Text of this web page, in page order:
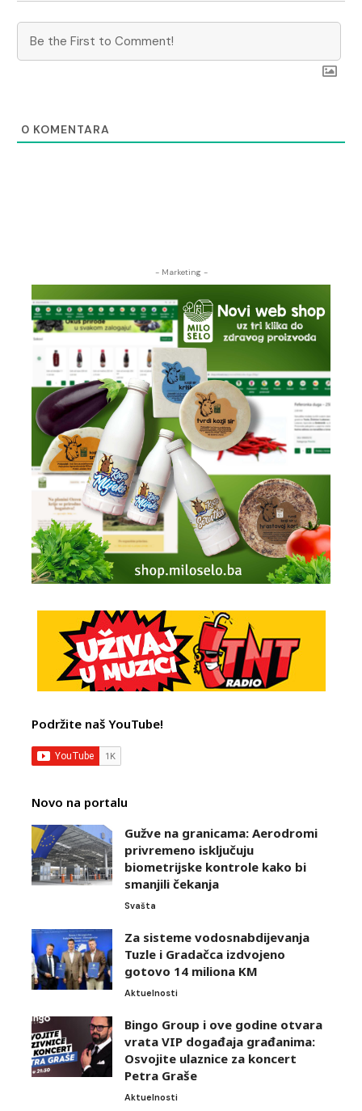
0 KOMENTARA
- Marketing -
Podržite naš YouTube!
Novo na portalu
Gužve na granicama: Aerodromi
privremeno isključuju
biometrijske kontrole kako bi
smanjili čekanja
Svašta
Za sisteme vodosnabdijevanja
Tuzle i Gradačca izdvojeno
gotovo 14 miliona KM
Aktuelnosti
Bingo Group i ove godine otvara
vrata VIP događaja građanima:
Osvojite ulaznice za koncert
Petra Graše
Aktuelnosti